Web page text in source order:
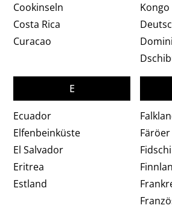
Cookinseln
Costa Rica
Curacao
Kongo
E
Ecuador
Elfenbeinküste
El Salvador
Eritrea
Estland
Färöer
Fidschi